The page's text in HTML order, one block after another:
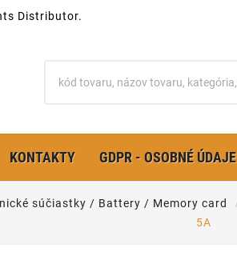
Distributor.
KONTAKTY GDPR - OSOBNÉ ÚDAJE
súčiastky / Battery / Memory card
5A